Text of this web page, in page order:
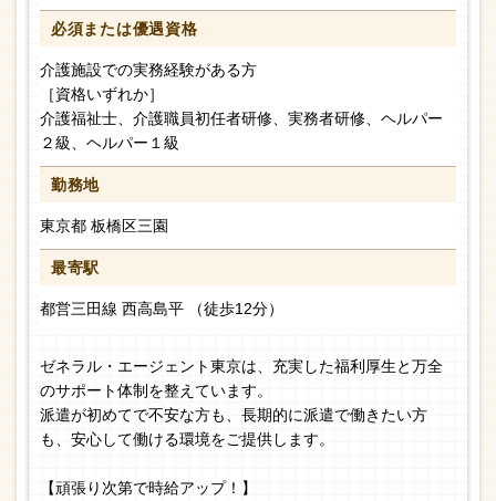
必須または優遇資格
介護施設での実務経験がある方
［資格いずれか］
介護福祉士、介護職員初任者研修、実務者研修、ヘルパー
２級、ヘルパー１級
勤務地
東京都 板橋区三園
最寄駅
都営三田線 西高島平 （徒歩12分）
ゼネラル・エージェント東京は、充実した福利厚生と万全
のサポート体制を整えています。
派遣が初めてで不安な方も、長期的に派遣で働きたい方
も、安心して働ける環境をご提供します。
【頑張り次第で時給アップ！】